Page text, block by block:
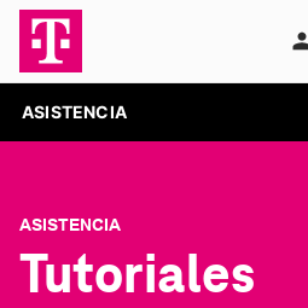
ASISTENCIA
ASISTENCIA
Tutoriales